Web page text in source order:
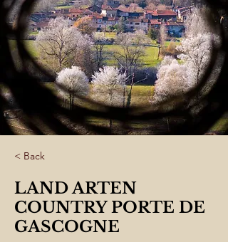
< Back
LAND ARTEN
COUNTRY PORTE DE
GASCOGNE